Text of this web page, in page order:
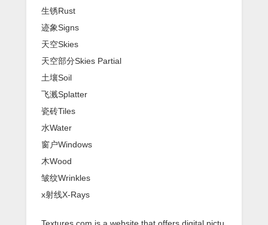
生锈Rust
迹象Signs
天空Skies
天空部分Skies Partial
土壤Soil
飞溅Splatter
瓷砖Tiles
水Water
窗户Windows
木Wood
皱纹Wrinkles
x射线X-Rays